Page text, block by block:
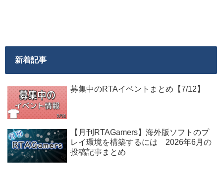
新着記事
募集中のRTAイベントまとめ【7/12】
【月刊RTAGamers】海外版ソフトのプ
レイ環境を構築するには 2026年6月の
投稿記事まとめ